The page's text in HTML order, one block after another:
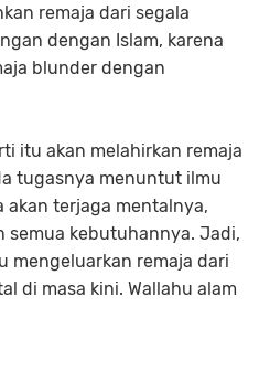
remaja dari segala
dengan Islam, karena
blunder dengan
itu akan melahirkan remaja
tugasnya menuntut ilmu
akan terjaga mentalnya,
semua kebutuhannya. Jadi,
mengeluarkan remaja dari
di masa kini. Wallahu alam